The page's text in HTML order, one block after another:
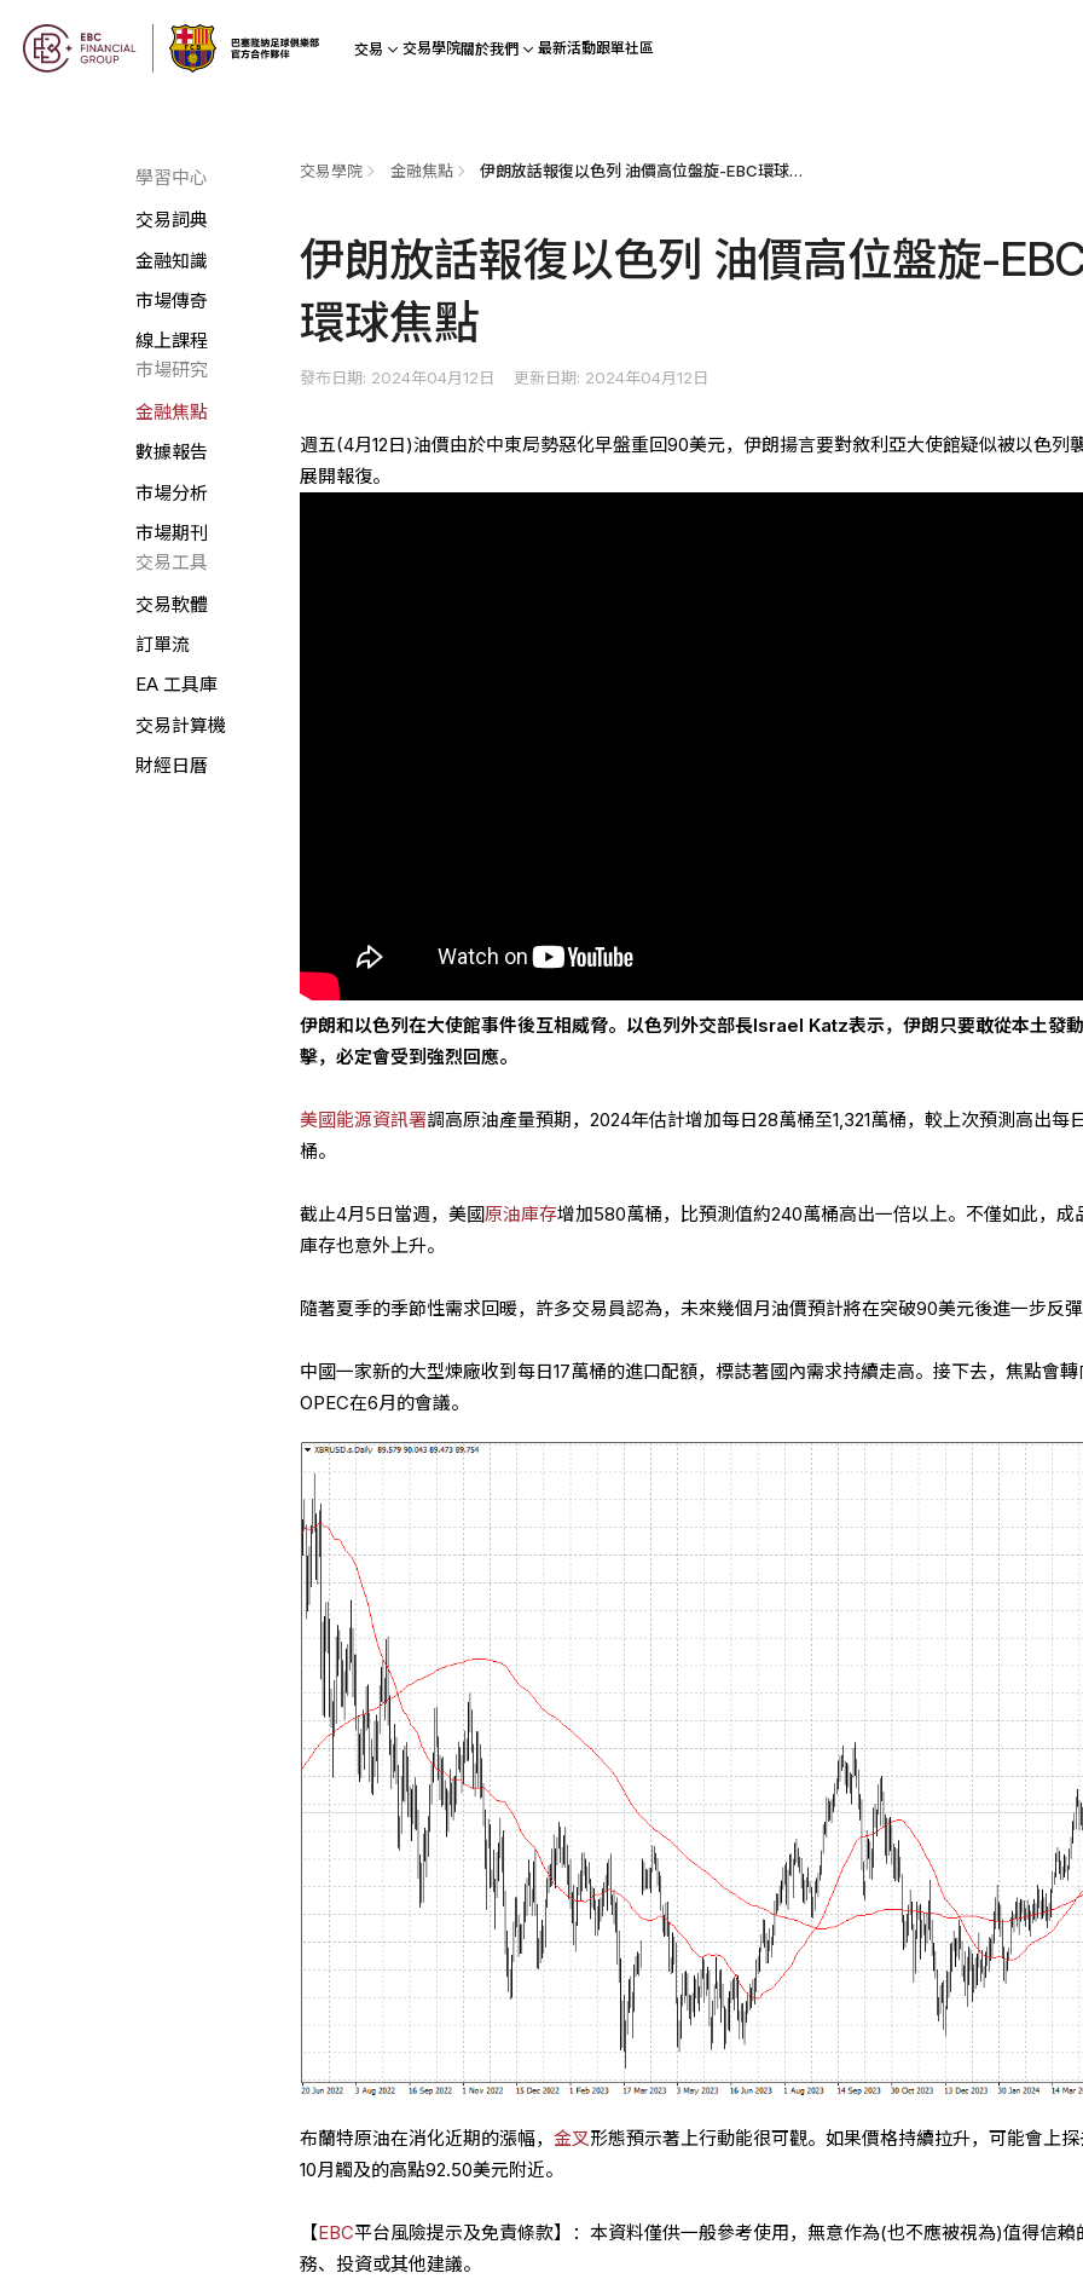
交易 交易學院關於我們 最新活動跟單社區
學習中心
交易詞典
金融知識
市場傳奇
線上課程
市場研究
金融焦點
數據報告
市場分析
市場期刊
交易工具
交易軟體
訂單流
EA 工具庫
交易計算機
財經日曆
交易學院 金融焦點 伊朗放話報復以色列 油價高位盤旋-EBC環球焦點
伊朗放話報復以色列 油價高位盤旋-
環球焦點
發布日期: 2024年04月12日 更新日期: 2024年04月12日
週五(4月12日)油價由於中東局勢惡化早盤重回90美元，伊朗揚言要對敘利亞大使館疑似被以色列
展開報復。
伊朗和以色列在大使館事件後互相威脅。以色列外交部長Israel Katz表示，伊朗只要敢從本土發
擊，必定會受到強烈回應。
美國能源資訊署調高原油產量預期，2024年估計增加每日28萬桶至1,321萬桶，較上次預測高出每
桶。
截止4月5日當週，美國原油庫存增加580萬桶，比預測值約240萬桶高出一倍以上。不僅如此，成
庫存也意外上升。
隨著夏季的季節性需求回暖，許多交易員認為，未來幾個月油價預計將在突破90美元後進一步反
中國一家新的大型煉廠收到每日17萬桶的進口配額，標誌著國內需求持續走高。接下去，焦點會轉
OPEC在6月的會議。
布蘭特原油在消化近期的漲幅，金叉形態預示著上行動能很可觀。如果價格持續拉升，可能會上
10月觸及的高點92.50美元附近。
【EBC平台風險提示及免責條款】：本資料僅供一般參考使用，無意作為(也不應被視為)值得信賴
務、投資或其他建議。